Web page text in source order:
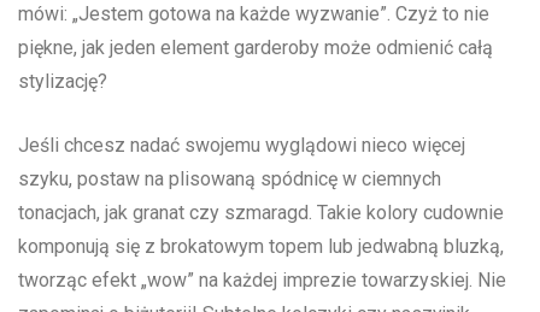
mówi: „Jestem gotowa na ‍każde wyzwanie”. Czyż to nie
piękne, jak ⁣jeden element garderoby ​może⁤ odmienić całą
stylizację?
Jeśli chcesz nadać swojemu wyglądowi​ nieco‍ więcej
szyku, ‌postaw na ​plisowaną spódnicę w ‍ciemnych
tonacjach,​ jak ⁣granat czy szmaragd.⁣ Takie ‍kolory cudownie
komponują się ⁤z brokatowym topem lub jedwabną bluzką,
tworząc efekt⁣ „wow” na każdej imprezie towarzyskiej.⁤ Nie